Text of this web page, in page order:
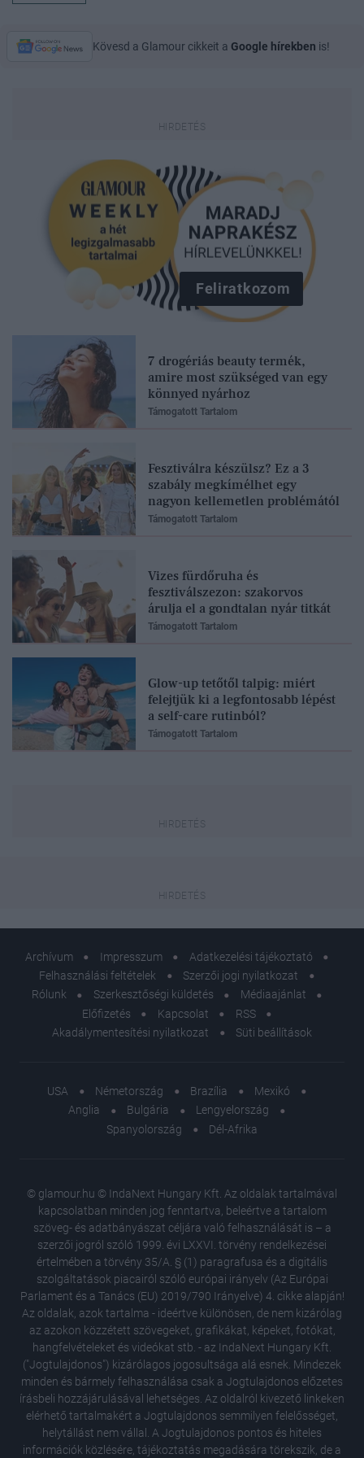
Kövesd a Glamour cikkeit a Google hírekben is!
Feliratkozom
7 drogériás beauty termék,
amire most szükséged van egy
könnyed nyárhoz
Támogatott Tartalom
Fesztiválra készülsz? Ez a 3
szabály megkímélhet egy
nagyon kellemetlen problémától
Támogatott Tartalom
Vizes fürdőruha és
fesztiválszezon: szakorvos
árulja el a gondtalan nyár titkát
Támogatott Tartalom
Glow-up tetőtől talpig: miért
felejtjük ki a legfontosabb lépést
a self-care rutinból?
Támogatott Tartalom
Archívum Impresszum
Adatkezelési tájékoztató
Felhasználási feltételek
Szerzői jogi nyilatkozat
Rólunk
Szerkesztőségi küldetés
Médiaajánlat
Előfizetés
Kapcsolat
RSS
Akadálymentesítési nyilatkozat
Süti beállítások
USA Németország Brazília
Mexikó
Anglia
Bulgária
Lengyelország
Spanyolország
Dél-Afrika
© glamour.hu © IndaNext Hungary Kft. Az oldalak tartalmával
kapcsolatban minden jog fenntartva, beleértve a tartalom
szöveg- és adatbányászat céljára való felhasználását is – a
szerzői jogról szóló 1999. évi LXXVI. törvény rendelkezései
értelmében a törvény 35/A. § (1) paragrafusa és a digitális
szolgáltatások piacairól szóló európai irányelv (Az Európai
Parlament és a Tanács (EU) 2019/790 Irányelve) 4. cikke alapján!
Az oldalak, azok tartalma - ideértve különösen, de nem kizárólag
az azokon közzétett szövegeket, grafikákat, képeket, fotókat,
hangfelvételeket és videókat stb. - az IndaNext Hungary Kft.
("Jogtulajdonos") kizárólagos jogosultsága alá esnek. Mindezek
minden és bármely felhasználása csak a Jogtulajdonos előzetes
írásbeli hozzájárulásával lehetséges. Az oldalról kivezető linkeken
elérhető tartalmakért a Jogtulajdonos semmilyen felelősséget,
helytállást nem vállal. A Jogtulajdonos pontos és hiteles
információk közlésére, tájékoztatás megadására törekszik, de a